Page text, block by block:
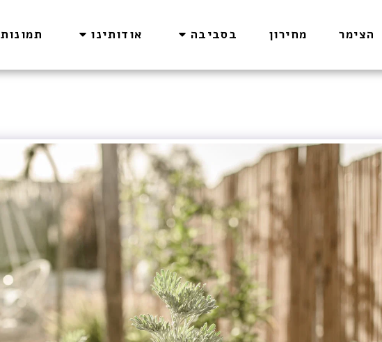
הצימר מחירון בסביבה אודותינו תמונות